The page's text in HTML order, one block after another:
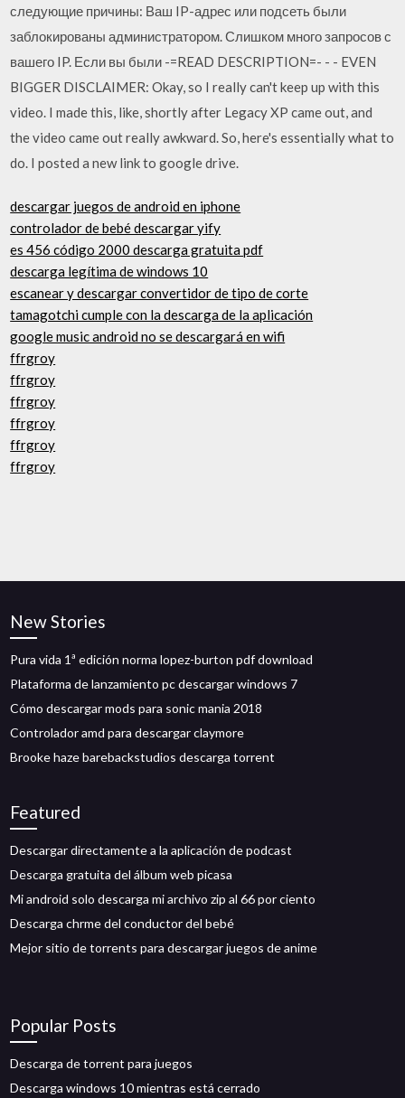
следующие причины: Ваш IP-адрес или подсеть были
заблокированы администратором. Слишком много запросов с
вашего IP. Если вы были -=READ DESCRIPTION=- - - EVEN
BIGGER DISCLAIMER: Okay, so I really can't keep up with this
video. I made this, like, shortly after Legacy XP came out, and
the video came out really awkward. So, here's essentially what to
do. I posted a new link to google drive.
descargar juegos de android en iphone
controlador de bebé descargar yify
es 456 código 2000 descarga gratuita pdf
descarga legítima de windows 10
escanear y descargar convertidor de tipo de corte
tamagotchi cumple con la descarga de la aplicación
google music android no se descargará en wifi
ffrgroy
ffrgroy
ffrgroy
ffrgroy
ffrgroy
ffrgroy
New Stories
Pura vida 1ª edición norma lopez-burton pdf download
Plataforma de lanzamiento pc descargar windows 7
Cómo descargar mods para sonic mania 2018
Controlador amd para descargar claymore
Brooke haze barebackstudios descarga torrent
Featured
Descargar directamente a la aplicación de podcast
Descarga gratuita del álbum web picasa
Mi android solo descarga mi archivo zip al 66 por ciento
Descarga chrme del conductor del bebé
Mejor sitio de torrents para descargar juegos de anime
Popular Posts
Descarga de torrent para juegos
Descarga windows 10 mientras está cerrado